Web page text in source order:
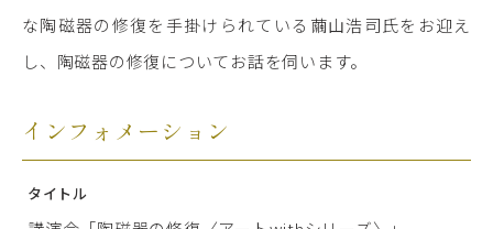
な陶磁器の修復を手掛けられている繭山浩司氏をお迎え
し、陶磁器の修復についてお話を伺います。
インフォメーション
タイトル